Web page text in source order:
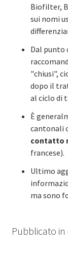
Biofilter,
sui nomi
Dal punto
"chiusi",
dopo il
al ciclo di
È
cantonali
contatto
francese).
Ultimo
ma sono
Pubblicato